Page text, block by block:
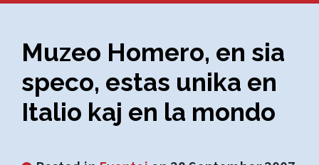
Muzeo Homero, en sia
speco, estas unika en
Italio kaj en la mondo